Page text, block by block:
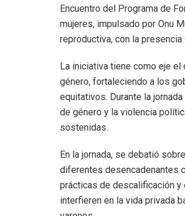
Encuentro del Programa de
mujeres, impulsado por Onu
reproductiva, con la
La iniciativa tiene como eje
género, fortaleciendo a los
equitativos. Durante la
de género y la violencia
sostenidas.
En la jornada, se debatió
diferentes desencadenantes
prácticas de descalificación y
interfieren en la vida privada